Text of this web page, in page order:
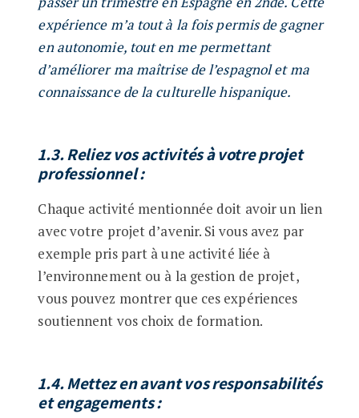
expérience m’a tout à la fois permis de gagner
en autonomie, tout en me permettant
d’améliorer ma maîtrise de l’espagnol et ma
connaissance de la culturelle hispanique.
1.3. Reliez vos activités à votre projet
professionnel:
Chaque activité mentionnée doit avoir un lien
avec votre projet d’avenir. Si vous avez par
exemple pris part à une activité liée à
l’environnement ou à la gestion de projet,
vous pouvez montrer que ces expériences
soutiennent vos choix de formation.
1.4. Mettez en avant vos responsabilités
et engagements: